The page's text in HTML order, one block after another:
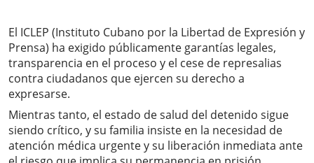
El ICLEP (Instituto Cubano por la Libertad de Expresión y
Prensa) ha exigido públicamente garantías legales,
transparencia en el proceso y el cese de represalias
contra ciudadanos que ejercen su derecho a
expresarse.
Mientras tanto, el estado de salud del detenido sigue
siendo crítico, y su familia insiste en la necesidad de
atención médica urgente y su liberación inmediata ante